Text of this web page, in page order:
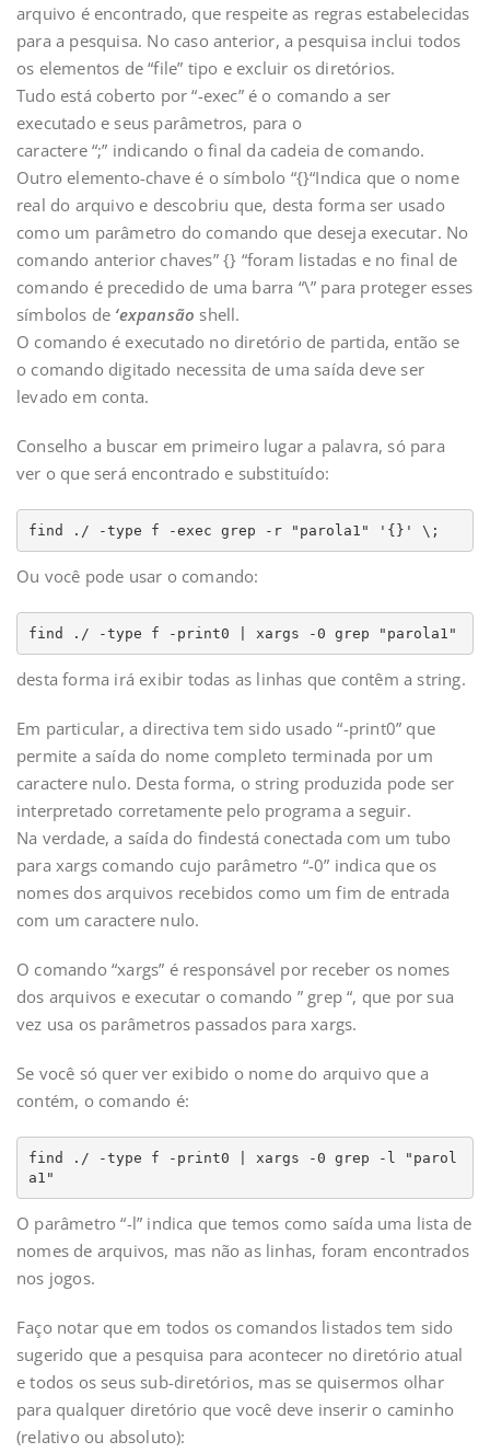
arquivo é encontrado, que respeite as regras estabelecidas
para a pesquisa. No caso anterior, a pesquisa inclui todos
os elementos de “file” tipo e excluir os diretórios.
Tudo está coberto por “-exec” é o comando a ser
executado e seus parâmetros, para o
caractere “;” indicando o final da cadeia de comando.
Outro elemento-chave é o símbolo “{}“Indica que o nome
real do arquivo e descobriu que, desta forma ser usado
como um parâmetro do comando que deseja executar. No
comando anterior chaves” {} “foram listadas e no final de
comando é precedido de uma barra “\” para proteger esses
símbolos de ‘expansão shell.
O comando é executado no diretório de partida, então se
o comando digitado necessita de uma saída deve ser
levado em conta.
Conselho a buscar em primeiro lugar a palavra, só para
ver o que será encontrado e substituído:
find ./ -type f -exec grep -r "parola1" '{}' \;
Ou você pode usar o comando:
find ./ -type f -print0 | xargs -0 grep "parola1"
desta forma irá exibir todas as linhas que contêm a string.
Em particular, a directiva tem sido usado “-print0” que
permite a saída do nome completo terminada por um
caractere nulo. Desta forma, o string produzida pode ser
interpretado corretamente pelo programa a seguir.
Na verdade, a saída do findestá conectada com um tubo
para xargs comando cujo parâmetro “-0” indica que os
nomes dos arquivos recebidos como um fim de entrada
com um caractere nulo.
O comando “xargs” é responsável por receber os nomes
dos arquivos e executar o comando ” grep “, que por sua
vez usa os parâmetros passados ​​para xargs.
Se você só quer ver exibido o nome do arquivo que a
contém, o comando é:
find ./ -type f -print0 | xargs -0 grep -l "parol
a1"
O parâmetro “-l” indica que temos como saída uma lista de
nomes de arquivos, mas não as linhas, foram encontrados
nos jogos.
Faço notar que em todos os comandos listados tem sido
sugerido que a pesquisa para acontecer no diretório atual
e todos os seus sub-diretórios, mas se quisermos olhar
para qualquer diretório que você deve inserir o caminho
(relativo ou absoluto):